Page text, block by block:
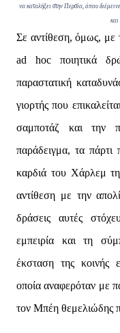
να καταλήξει στην Περσία, όπου
και
Σε αντίθεση, όμως, με
ad hoc ποιητικά
παραστατική
γιορτής που
σαμποτάζ και την
παράδειγμα, τα πάρτι
καρδιά του Χάρλεμ
αντίθεση με την
δράσεις αυτές
εμπειρία και τη
έκσταση της κοινής
οποία αναφερόταν με
τον Μπέη θεμελιώδης